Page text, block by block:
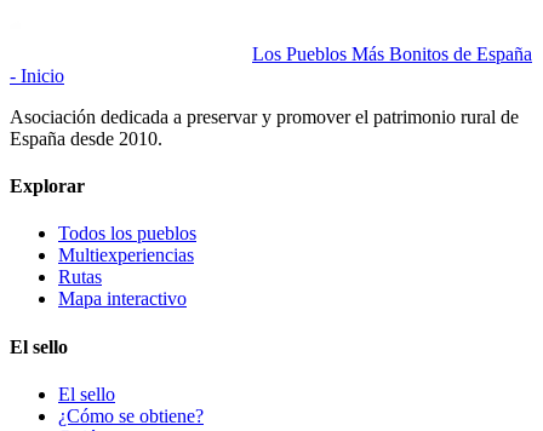
Los Pueblos Más Bonitos de España
- Inicio
Asociación dedicada a preservar y promover el patrimonio rural de
España desde 2010.
Explorar
Todos los pueblos
Multiexperiencias
Rutas
Mapa interactivo
El sello
El sello
¿Cómo se obtiene?